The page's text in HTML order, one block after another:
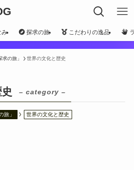
み 探求の旅 こだわりの逸品
の旅」 世界の文化と歴史
– category –
旅」 世界の文化と歴史